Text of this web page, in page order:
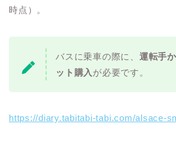
時点）。
バスに乗車の際に、 運転手
ット購入 が必要です。
https://diary.tabitabi-tabi.com/alsace-